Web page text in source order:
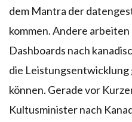
dem Mantra der
kommen. Andere
Dashboards nach
die Leistungsentwicklung
können. Gerade vor
Kultusminister nach